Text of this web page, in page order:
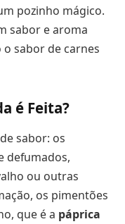
pozinho mágico.
sabor e aroma
sabor de carnes
é Feita?
sabor: os
defumados,
ou outras
os pimentões
que é a páprica